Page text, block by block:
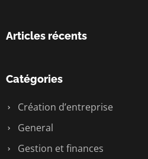
Articles récents
Catégories
Création d’entreprise
General
Gestion et finances